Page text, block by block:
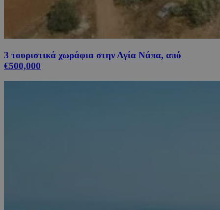
3 τουριστικά χωράφια στην Αγία Νάπα, από
€500,000